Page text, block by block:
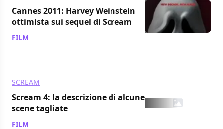
Cannes 2011: Harvey Weinstein
ottimista sui sequel di Scream
FILM
SCREAM
Scream 4: la descrizione di alcune
scene tagliate
FILM